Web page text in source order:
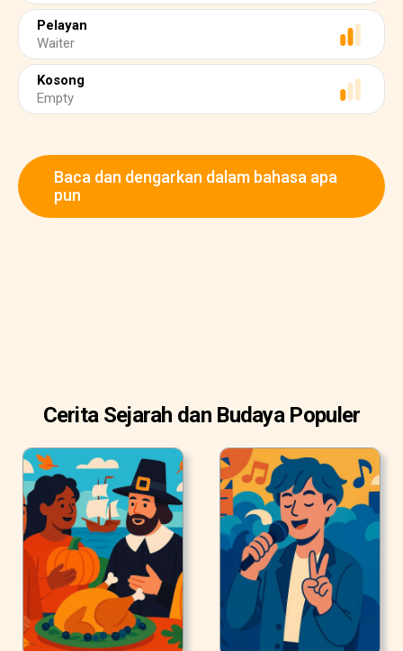
Pelayan
Waiter
Kosong
Empty
Baca dan dengarkan dalam bahasa apa
pun
Cerita Sejarah dan Budaya Populer